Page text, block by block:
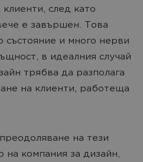
след като
е завършен. Това
състояние и много нерви
в идеалния случай
трябва да разполага
на клиенти, работеща
на тези
на компания за дизайн,